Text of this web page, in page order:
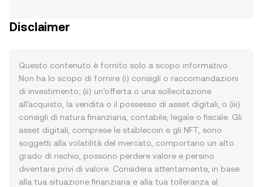
Disclaimer
Questo contenuto è fornito solo a scopo informativo.
Non ha lo scopo di fornire (i) consigli o raccomandazioni
di investimento; (ii) un'offerta o una sollecitazione
all'acquisto, la vendita o il possesso di asset digitali; o (iii)
consigli di natura finanziaria, contabile, legale o fiscale. Gli
asset digitali, comprese le stablecoin e gli NFT, sono
soggetti alla volatilità del mercato, comportano un alto
grado di rischio, possono perdere valore e persino
diventare privi di valore. Considera attentamente, in base
alla tua situazione finanziaria e alla tua tolleranza al